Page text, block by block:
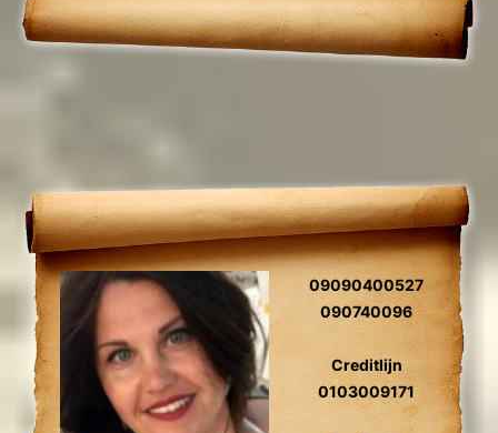
09090400527
090740096
Creditlijn
0103009171